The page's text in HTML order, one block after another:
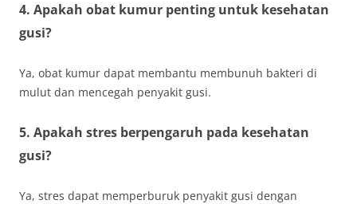
4. Apakah obat kumur penting untuk kesehatan
gusi?
Ya, obat kumur dapat membantu membunuh bakteri di
mulut dan mencegah penyakit gusi.
5. Apakah stres berpengaruh pada kesehatan
gusi?
Ya, stres dapat memperburuk penyakit gusi dengan